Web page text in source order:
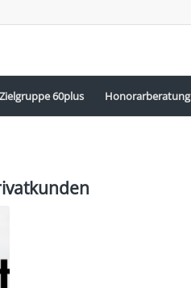
Zielgruppe 60plus Honorarberatung